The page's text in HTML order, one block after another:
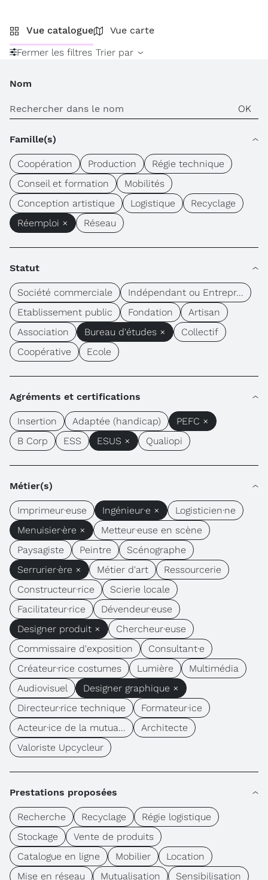
Vue catalogue
Vue carte
Fermer les filtres Trier par
Nom
Famille(s)
Coopération Production
Régie technique
Conseil et formation
Mobilités
Conception artistique
Logistique
Recyclage
Réemploi ×
Réseau
Statut
Société commerciale
Indépendant ou Entrepr...
Etablissement public
Fondation
Artisan
Association
Bureau d'études ×
Collectif
Coopérative
Ecole
Agréments et certifications
Insertion Adaptée (handicap)
PEFC ×
B Corp
ESS ESUS × Qualiopi
Métier(s)
Imprimeur·euse Ingénieur·e ×
Logisticien·ne
Menuisier·ère ×
Metteur·euse en scène
Paysagiste
Peintre
Scénographe
Serrurier·ère ×
Métier d'art
Ressourcerie
Constructeur·rice
Scierie locale
Facilitateur·rice
Dévendeur·euse
Designer produit ×
Chercheur·euse
Commissaire d'exposition
Consultant·e
Créateur·rice costumes
Lumière
Multimédia
Audiovisuel
Designer graphique ×
Directeur·rice technique
Formateur·ice
Acteur·ice de la mutua...
Architecte
Valoriste Upcycleur
Prestations proposées
Recherche Recyclage
Régie logistique
Stockage
Vente de produits
Catalogue en ligne
Mobilier
Location
Mise en réseau
Mutualisation Sensibilisation